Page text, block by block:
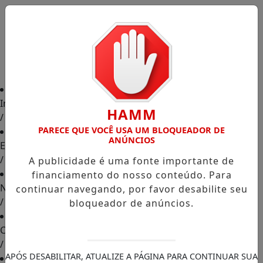
Início
/
Edições
/
Notícias
/
Contato
/
HAMM
PARECE QUE VOCÊ USA UM BLOQUEADOR DE
ANÚNCIOS
A publicidade é uma fonte importante de
financiamento do nosso conteúdo. Para
continuar navegando, por favor desabilite seu
bloqueador de anúncios.
APÓS DESABILITAR, ATUALIZE A PÁGINA PARA CONTINUAR SUA